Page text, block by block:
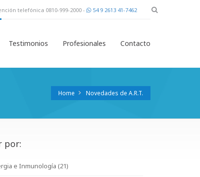
telefónica 0810-999-2000 - 54 9 2613 41-7462
Testimonios Profesionales Contacto
Home Novedades de A.R.T.
por:
e Inmunología (21)